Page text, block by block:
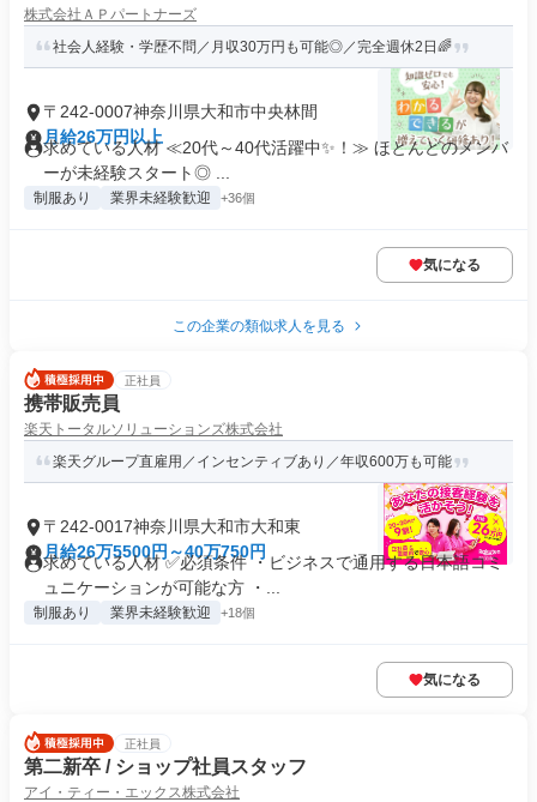
株式会社ＡＰパートナーズ
社会人経験・学歴不問／月収30万円も可能◎／完全週休2日🌈
〒242-0007神奈川県大和市中央林間
月給26万円以上
求めている人材 ≪20代～40代活躍中✨！≫ ほとんどのメンバ
ーが未経験スタート◎ ...
制服あり 業界未経験歓迎 +36個
気になる
この企業の類似求人を見る
正社員
携帯販売員
楽天トータルソリューションズ株式会社
楽天グループ直雇用／インセンティブあり／年収600万も可能
〒242-0017神奈川県大和市大和東
月給26万5500円～40万750円
求めている人材 ✅必須条件 ・ビジネスで通用する日本語コミ
ュニケーションが可能な方 ・...
制服あり 業界未経験歓迎 +18個
気になる
正社員
第二新卒 / ショップ社員スタッフ
アイ・ティー・エックス株式会社